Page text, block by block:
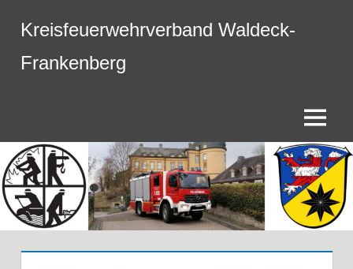
Inhalt
springen
Kreisfeuerwehrverband Waldeck-
Frankenberg
Menü